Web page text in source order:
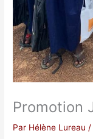
Promotion
Par Hélène Lureau /